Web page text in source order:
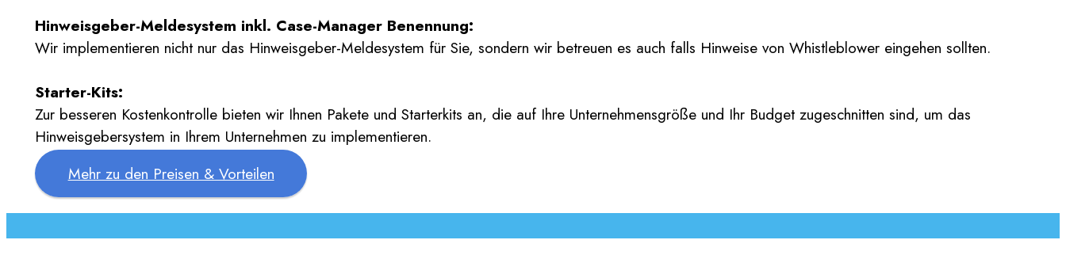
Hinweisgeber-Meldesystem inkl. Case-Manager Benennung:
Wir implementieren nicht nur das Hinweisgeber-Meldesystem für Sie, sondern wir betreuen es auch falls Hinweise von Whistleblower eingehen sollten.
Starter-Kits:
Zur besseren Kostenkontrolle bieten wir Ihnen Pakete und Starterkits an, die auf Ihre Unternehmensgröße und Ihr Budget zugeschnitten sind, um das
Hinweisgebersystem in Ihrem Unternehmen zu implementieren.
Mehr zu den Preisen & Vorteilen